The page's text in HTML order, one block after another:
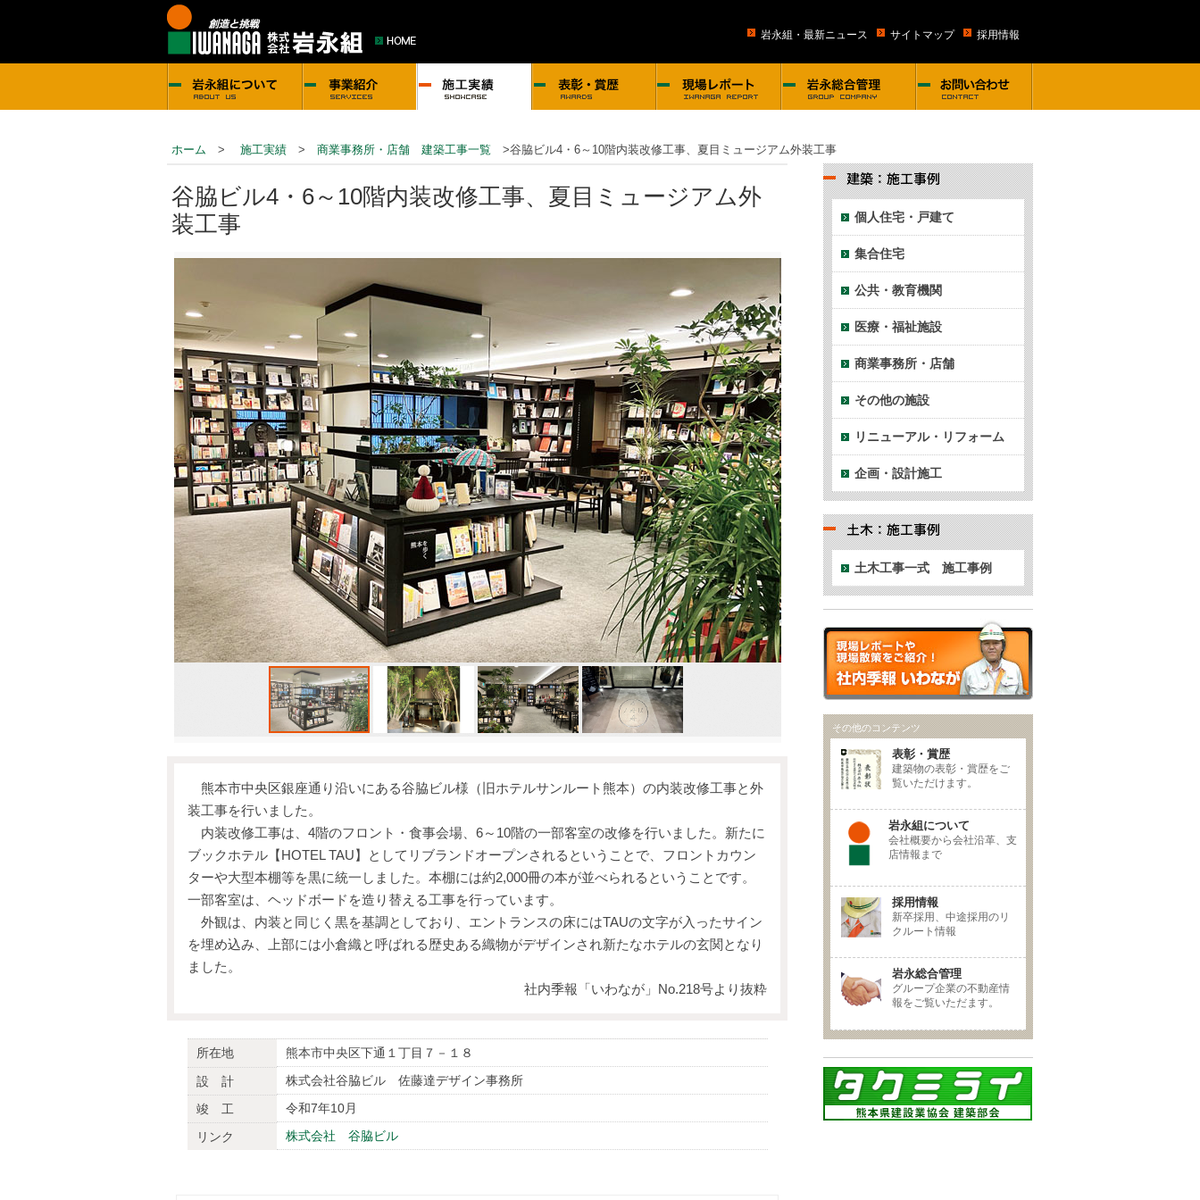
岩永組・最新ニュース サイトマップ 採用情報
ホーム > 施工実績 > 商業事務所・店舗 建築工事一覧 >谷脇ビル4・6～10階内装改修工事、夏目ミュージアム外装工事
谷脇ビル4・6～10階内装改修工事、夏目ミュージアム外
装工事
熊本市中央区銀座通り沿いにある谷脇ビル様（旧ホテルサンルート熊本）の内装改修工事と外
装工事を行いました。
内装改修工事は、4階のフロント・食事会場、6～10階の一部客室の改修を行いました。新たに
ブックホテル【HOTEL TAU】としてリブランドオープンされるということで、フロントカウン
ターや大型本棚等を黒に統一しました。本棚には約2,000冊の本が並べられるということです。
一部客室は、ヘッドボードを造り替える工事を行っています。
外観は、内装と同じく黒を基調としており、エントランスの床にはTAUの文字が入ったサイン
を埋め込み、上部には小倉織と呼ばれる歴史ある織物がデザインされ新たなホテルの玄関となり
ました。
社内季報「いわなが」No.218号より抜粋
所在地
熊本市中央区下通１丁目７－１８
設 計
株式会社谷脇ビル 佐藤達デザイン事務所
竣 工
令和7年10月
リンク
株式会社 谷脇ビル
個人住宅・戸建て
集合住宅
公共・教育機関
医療・福祉施設
商業事務所・店舗
その他の施設
リニューアル・リフォーム
企画・設計施工
土木工事一式 施工事例
その他のコンテンツ
表彰・賞歴
建築物の表彰・賞歴をご
覧いただけます。
岩永組について
会社概要から会社沿革、支
店情報まで
採用情報
新卒採用、中途採用のリ
クルート情報
岩永総合管理
グループ企業の不動産情
報をご覧いただます。